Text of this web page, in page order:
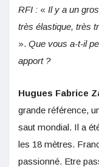
RFI : « Il y a un
très élastique, très
». Que vous a-t-il
apport ?
Hugues Fabrice
grande référence,
saut mondial. Il a
les 18 mètres.
passionné. Etre